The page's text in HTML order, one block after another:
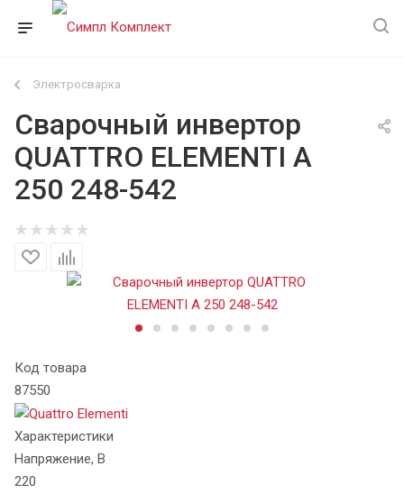
Электросварка
Сварочный инвертор
QUATTRO ELEMENTI A
250 248-542
Код товара
87550
Характеристики
Напряжение, В
220